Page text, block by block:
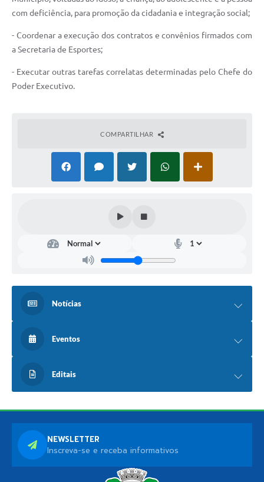
com deficiência, para promoção da cidadania e integração social;
- Coordenar a execução dos contratos e convênios firmados com
a Secretaria de Esportes;
- Executar outras tarefas correlatas determinadas pelo Chefe do
Poder Executivo.
COMPARTILHAR
Notícias
Eventos
Editais
NEWSLETTER
Inscreva-se e receba informativos